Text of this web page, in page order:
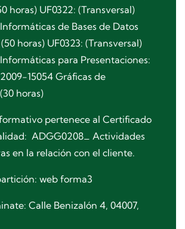
horas) UF0322: (Transversal)
de Bases de Datos
horas) UF0323: (Transversal)
para Presentaciones:
15054 Gráficas de
horas)
pertenece al Certificado
ADGG0208_ Actividades
en la relación con el cliente.
web forma3
Calle Benizalón 4, 04007,